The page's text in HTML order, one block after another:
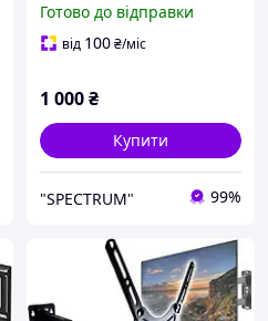
регулюванням кута
Поворотний кронштейн
Готово до відправки
від 100₴/міс
1 000₴
Купити
"SPECTRUM" 99%